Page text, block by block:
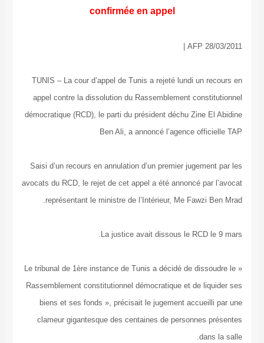
confirmée en appel
TUNIS – La cour d’appel de Tunis a rejeté lundi
appel contre la dissolution du Rassemblement
démocratique (RCD), le parti du président déchu
Ben Ali, a annoncé l’agence
Saisi d’un recours en annulation d’un premier
avocats du RCD, le rejet de cet appel a été annoncé
représentant le ministre de l’Intérieur, Me
La justice avait dissous le
« Le tribunal de 1ère instance de Tunis a décidé de
Rassemblement constitutionnel démocratique et de
biens et ses fonds », précisait le jugement
clameur gigantesque des centaines de